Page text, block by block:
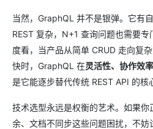
当然，GraphQL 并不是银弹。它有
REST 复杂，N+1 查询问题也需要
度看，当产品从简单 CRUD 走向复
快时，GraphQL 在灵活性、协作效
是它能逐步替代传统 REST API 的核
技术选型永远是权衡的艺术。如果
余、文档不同步这些问题困扰，不